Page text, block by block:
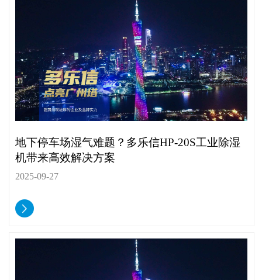
地下停车场湿气难题？多乐信HP-20S工业除湿
机带来高效解决方案
2025-09-27